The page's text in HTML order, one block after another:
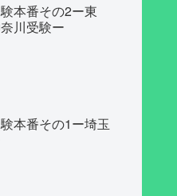
本番その2ー東
川受験ー
本番その1ー埼玉